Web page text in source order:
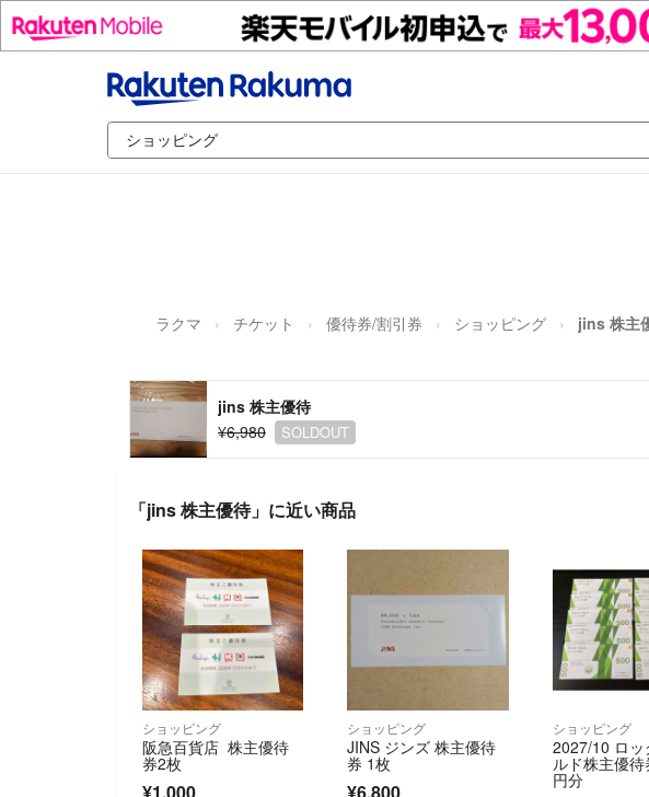
ラクマ チケット 優待券/割引券 ショッピング jins 株主
jins 株主優待
¥6,980
SOLDOUT
「jins 株主優待」に近い商品
ショッピング
阪急百貨店 株主優待
券2枚
ショッピング
JINS ジンズ 株主優待
券 1枚
ショッピング
2027/10 ロッ
ルド株主優
円分